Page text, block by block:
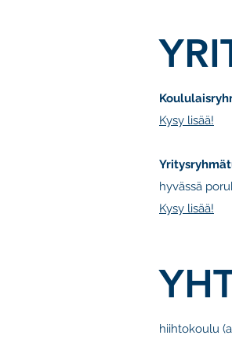
Kysy lisää!
hyvässä
Kysy lisää!
hiihtokoulu